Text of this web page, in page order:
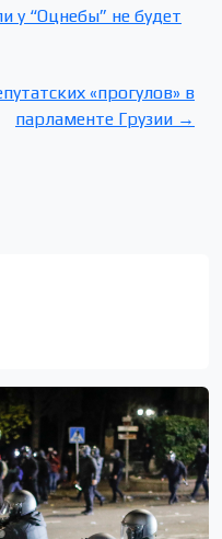
у “Оцнебы” не будет
«прогулов» в
парламенте Грузии →